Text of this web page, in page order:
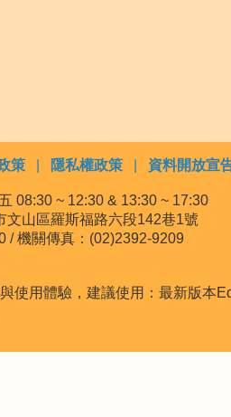
策 隱私權政策 資料開放宣
08:30 ~ 12:30 & 13:30 ~ 17:30
文山區羅斯福路六段142巷1號
/ 機關傳真：(02)2392-9209
使用體驗，建議使用：最新版本